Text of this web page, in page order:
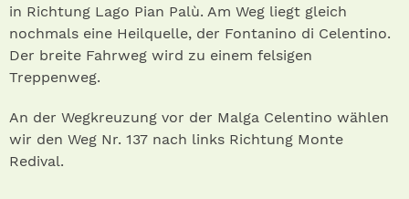
in Richtung Lago Pian Palù. Am Weg liegt gleich
nochmals eine Heilquelle, der Fontanino di Celentino.
Der breite Fahrweg wird zu einem felsigen
Treppenweg.
An der Wegkreuzung vor der Malga Celentino wählen
wir den Weg Nr. 137 nach links Richtung Monte
Redival.